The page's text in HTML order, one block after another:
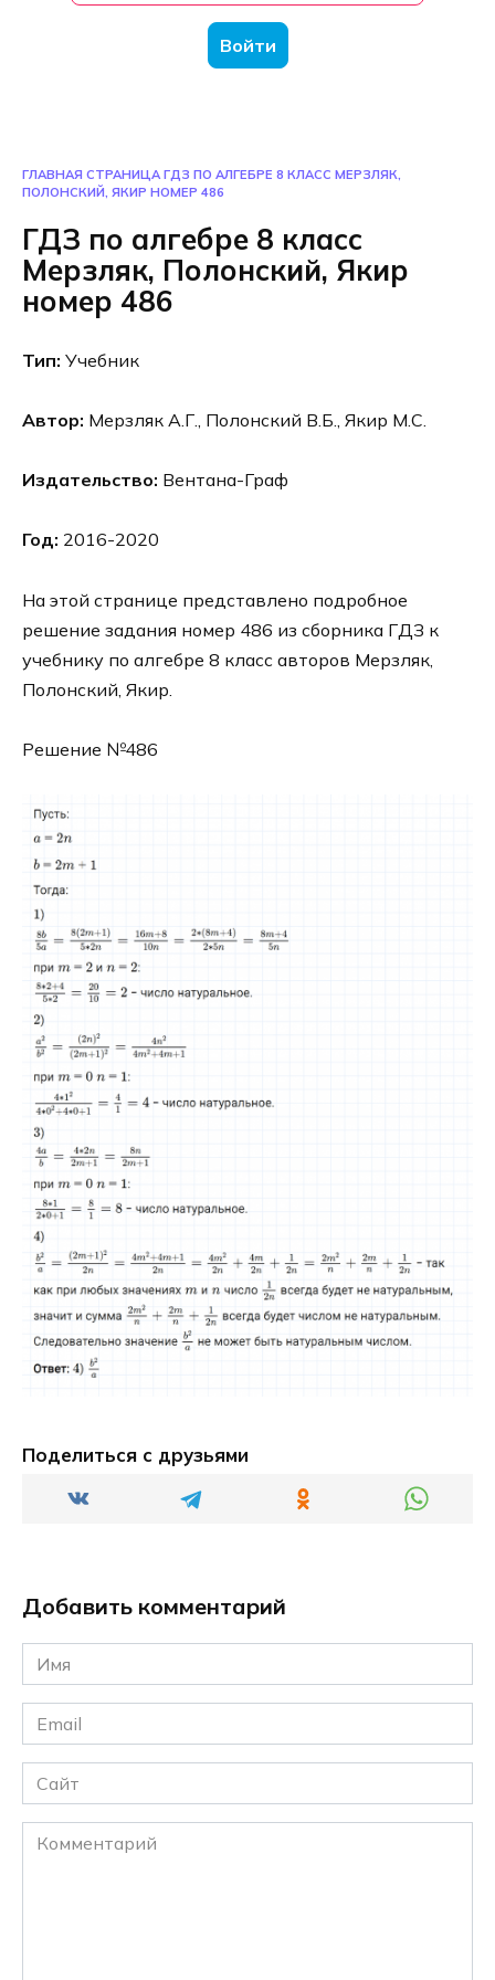
Войти
ГЛАВНАЯ СТРАНИЦА ГДЗ ПО АЛГЕБРЕ 8 КЛАСС МЕРЗЛЯК,
ПОЛОНСКИЙ, ЯКИР НОМЕР 486
ГДЗ по алгебре 8 класс
Мерзляк, Полонский, Якир
номер 486
Тип: Учебник
Автор: Мерзляк А.Г., Полонский В.Б., Якир М.С.
Издательство: Вентана-Граф
Год: 2016-2020
На этой странице представлено подробное
решение задания номер 486 из сборника ГДЗ к
учебнику по алгебре 8 класс авторов Мерзляк,
Полонский, Якир.
Решение №486
Поделиться с друзьями
Добавить комментарий
Имя
*
Email
*
Сайт
Комментарий